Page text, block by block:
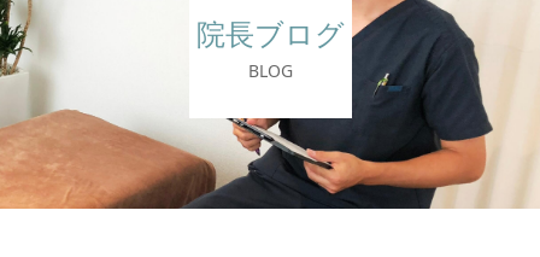
院長ブログ
BLOG
お客様の声
院長ブログ